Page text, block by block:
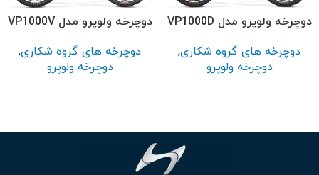
دوچرخه ولوپرو مدل VP1000D
دوچرخه های گروه شکاری,
دوچرخه ولوپرو
دوچرخه ولوپرو مدل VP1000V
دوچرخه های گروه شکاری,
دوچرخه ولوپرو